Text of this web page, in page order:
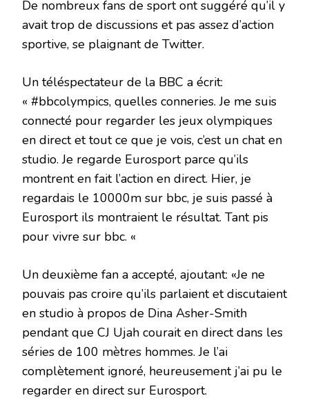
De nombreux fans de sport ont suggéré qu’il y
avait trop de discussions et pas assez d’action
sportive, se plaignant de Twitter.
Un téléspectateur de la BBC a écrit:
« #bbcolympics, quelles conneries. Je me suis
connecté pour regarder les jeux olympiques
en direct et tout ce que je vois, c’est un chat en
studio. Je regarde Eurosport parce qu’ils
montrent en fait l’action en direct. Hier, je
regardais le 10000m sur bbc, je suis passé à
Eurosport ils montraient le résultat. Tant pis
pour vivre sur bbc. «
Un deuxième fan a accepté, ajoutant: «Je ne
pouvais pas croire qu’ils parlaient et discutaient
en studio à propos de Dina Asher-Smith
pendant que CJ Ujah courait en direct dans les
séries de 100 mètres hommes. Je l’ai
complètement ignoré, heureusement j’ai pu le
regarder en direct sur Eurosport.